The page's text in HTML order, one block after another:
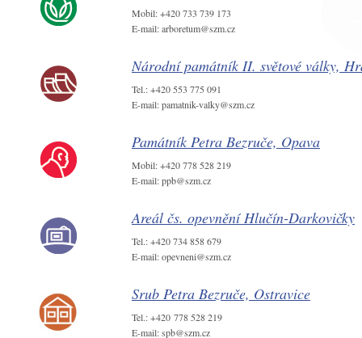
Mobil: +420 733 739 173
E-mail: arboretum@szm.cz
Národní památník II. světové války,
Tel.: +420 553 775 091
E-mail: pamatnik-valky@szm.cz
Památník Petra Bezruče, Opava
Mobil: +420 778 528 219
E-mail: ppb@szm.cz
Areál čs. opevnění Hlučín-Darkovičky
Tel.: +420 734 858 679
E-mail: opevneni@szm.cz
Srub Petra Bezruče, Ostravice
Tel.: +420 778 528 219
E-mail: spb@szm.cz